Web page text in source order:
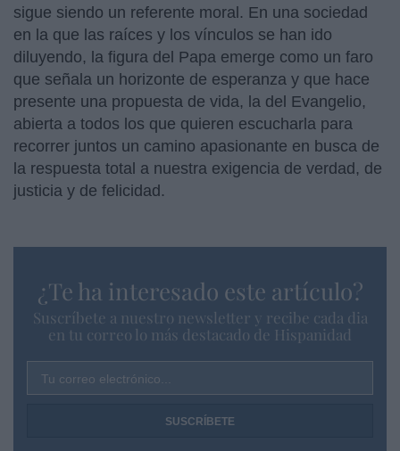
sigue siendo un referente moral. En una sociedad
en la que las raíces y los vínculos se han ido
diluyendo, la figura del Papa emerge como un faro
que señala un horizonte de esperanza y que hace
presente una propuesta de vida, la del Evangelio,
abierta a todos los que quieren escucharla para
recorrer juntos un camino apasionante en busca de
la respuesta total a nuestra exigencia de verdad, de
justicia y de felicidad.
¿Te ha interesado este artículo?
Suscríbete a nuestro newsletter y recibe cada dia
en tu correo lo más destacado de Hispanidad
Tu correo electrónico...